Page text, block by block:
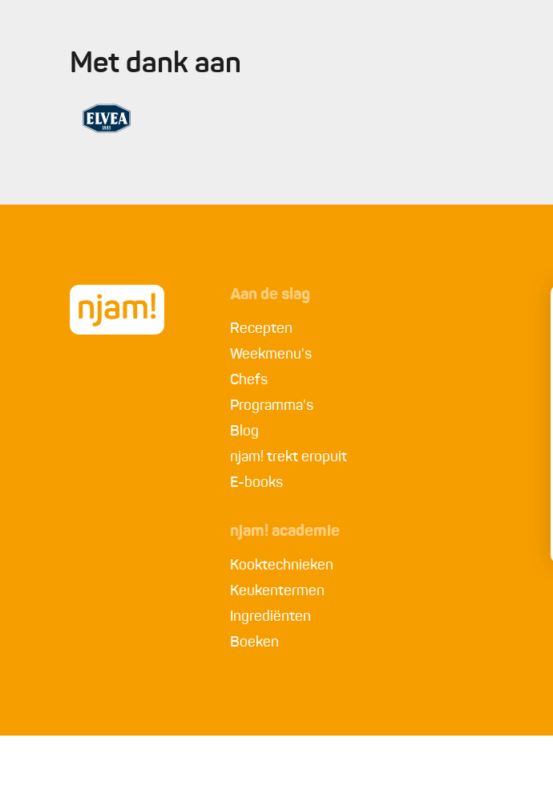
Met dank aan
Aan de slag
Recepten
Weekmenu's
Chefs
Programma's
Blog
njam! trekt eropuit
E-books
njam! academie
Kooktechnieken
Keukentermen
Ingrediënten
Boeken